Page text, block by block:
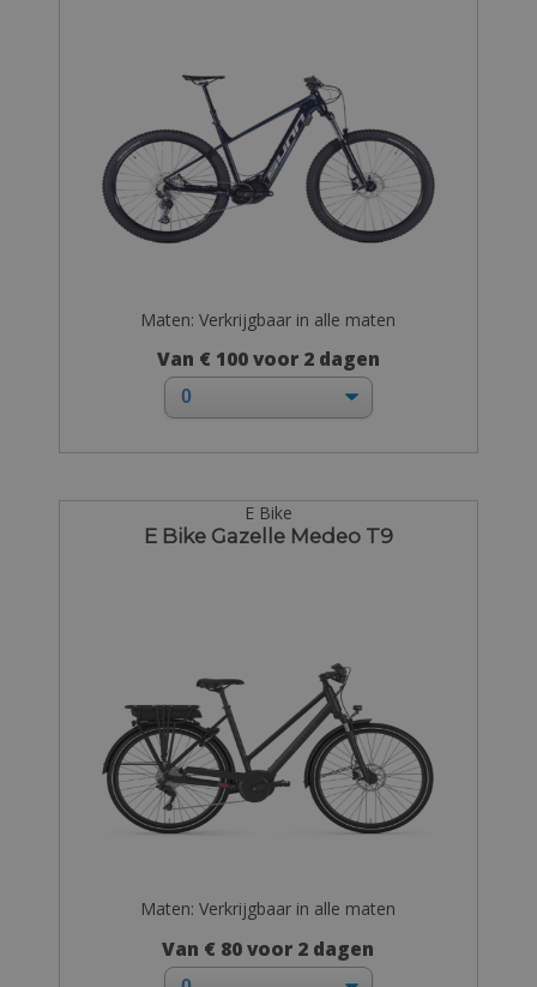
Maten: Verkrijgbaar in alle maten
Van € 100 voor 2 dagen
E Bike
E Bike Gazelle Medeo T9
Maten: Verkrijgbaar in alle maten
Van € 80 voor 2 dagen